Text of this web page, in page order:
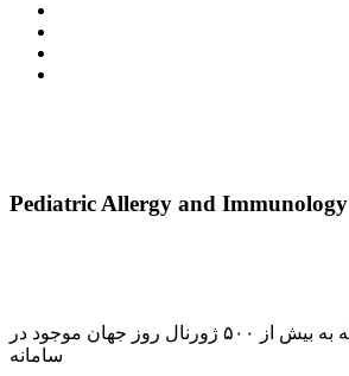
Pediatric Allergy and Immunology
دسترسی یکساله به بیش از ۵۰۰ ژورنال روز جهان موجود در
سامانه